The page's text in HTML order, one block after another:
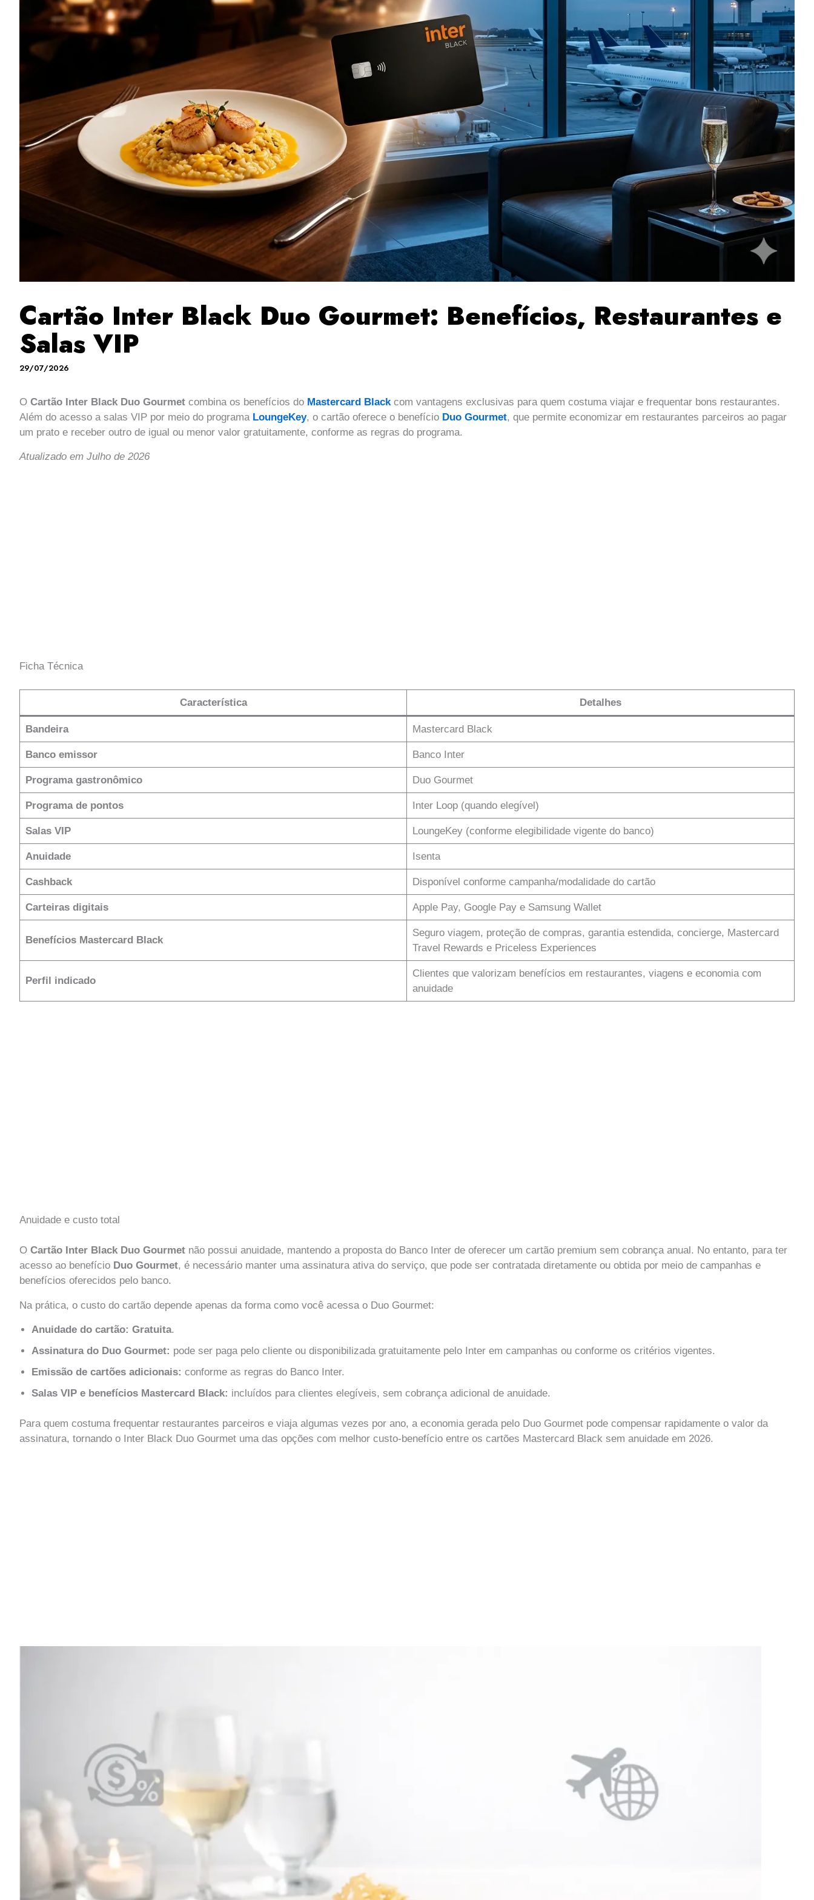
Cartão Inter Black Duo Gourmet: Benefícios, Restaurantes e
Salas VIP
29/07/2026
O Cartão Inter Black Duo Gourmet combina os benefícios do Mastercard Blackcom vantagens exclusivas para quem costuma viajar e frequentar bons restaurantes.
Além do acesso a salas VIP por meio do programa LoungeKey, o cartão oferece o benefício Duo Gourmet, que permite economizar em restaurantes parceiros ao pagar
um prato e receber outro de igual ou menor valor gratuitamente, conforme as regras do programa.
Atualizado em Julho de 2026
Ficha Técnica
Característica Detalhes
Bandeira Mastercard Black
Banco emissor Banco Inter
Programa gastronômico Duo Gourmet
Programa de pontos Inter Loop (quando elegível)
Salas VIP LoungeKey (conforme elegibilidade vigente do banco)
Anuidade Isenta
Cashback Disponível conforme campanha/modalidade do cartão
Carteiras digitais Apple Pay, Google Pay e Samsung Wallet
Benefícios Mastercard Black
Seguro viagem, proteção de compras, garantia estendida, concierge, Mastercard
Travel Rewards e Priceless Experiences
Perfil indicado
Clientes que valorizam benefícios em restaurantes, viagens e economia com
anuidade
Anuidade e custo total
O Cartão Inter Black Duo Gourmet não possui anuidade, mantendo a proposta do Banco Inter de oferecer um cartão premium sem cobrança anual. No entanto, para ter
acesso ao benefício Duo Gourmet, é necessário manter uma assinatura ativa do serviço, que pode ser contratada diretamente ou obtida por meio de campanhas e
benefícios oferecidos pelo banco.
Na prática, o custo do cartão depende apenas da forma como você acessa o Duo Gourmet:
Anuidade do cartão: Gratuita.
Assinatura do Duo Gourmet: pode ser paga pelo cliente ou disponibilizada gratuitamente pelo Inter em campanhas ou conforme os critérios vigentes.
Emissão de cartões adicionais: conforme as regras do Banco Inter.
Salas VIP e benefícios Mastercard Black: incluídos para clientes elegíveis, sem cobrança adicional de anuidade.
Para quem costuma frequentar restaurantes parceiros e viaja algumas vezes por ano, a economia gerada pelo Duo Gourmet pode compensar rapidamente o valor da
assinatura, tornando o Inter Black Duo Gourmet uma das opções com melhor custo-benefício entre os cartões Mastercard Black sem anuidade em 2026.